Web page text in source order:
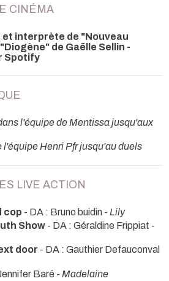
CINÉMA
interprète de "Nouveau
de Gaëlle Sellin -
Spotify
l'équipe de Mentissa jusqu'aux
l'équipe Henri Pfr jusqu'au duels
LIVE ACTION
cop - DA : Bruno buidin - Lily
Show - DA : Géraldine Frippiat -
door - DA : Gauthier Defauconval
Baré - Madelaine